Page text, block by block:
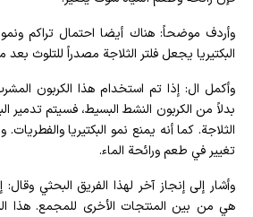
وأردف موضحاً: هناك أيضا احتمال تراكم ونمو
البكتيريا يجعل فلتر الثلاجة مصدراً للتلوث
وأكمل ال: إذا تم استخدام هذا الكربون
بدلاً من الكربون النشط البسيط، فسيتم تدمير
الثلاجة. كما أنه يمنع نمو البكتيريا
تغيير في طعم ورائحة الماء.
وأشار إلى إنجاز آخر لهذا الفريق البحثي
هي من بين المنتجات الأخرى للمجمع. هذا